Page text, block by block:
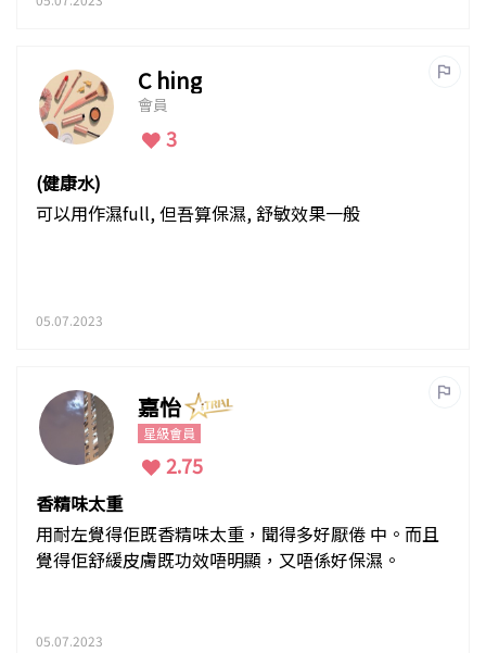
C hing
會員
3
(健康水)
可以用作濕full, 但吾算保濕, 舒敏效果一般
05.07.2023
嘉怡
星級會員
2.75
香精味太重
用耐左覺得佢既香精味太重，聞得多好厭倦 中。而且
覺得佢舒緩皮膚既功效唔明顯，又唔係好保濕。
05.07.2023